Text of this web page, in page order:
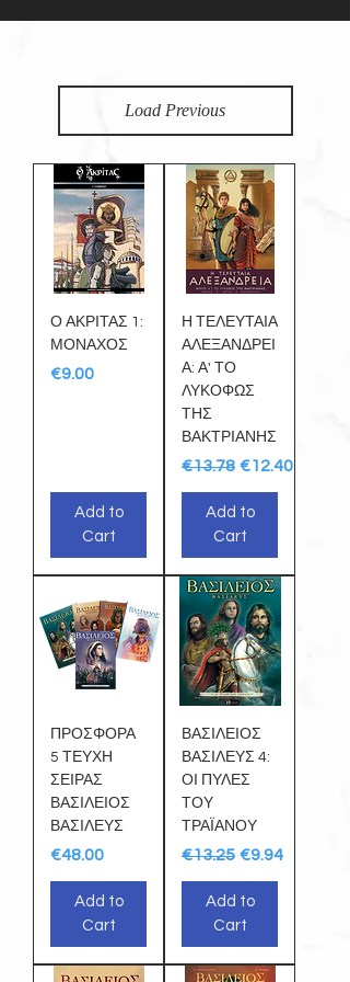
Load Previous
Ο ΑΚΡΙΤΑΣ 1:
ΜΟΝΑΧΟΣ
Price
€9.00
Add to
Cart
Η ΤΕΛΕΥΤΑΙΑ
ΑΛΕΞΑΝΔΡΕΙ
Α: Α' ΤΟ
ΛΥΚΟΦΩΣ
ΤΗΣ
ΒΑΚΤΡΙΑΝΗΣ
Regular Price
€13.78 Sale Price
€12.40
Add to
Cart
ΠΡΟΣΦΟΡΑ
5 ΤΕΥΧΗ
ΣΕΙΡΑΣ
ΒΑΣΙΛΕΙΟΣ
ΒΑΣΙΛΕΥΣ
Price
€48.00
Add to
Cart
ΒΑΣΙΛΕΙΟΣ
ΒΑΣΙΛΕΥΣ 4:
ΟΙ ΠΥΛΕΣ
ΤΟΥ
ΤΡΑΪΑΝΟΥ
Regular Price
€13.25 Sale Price
€9.94
Add to
Cart